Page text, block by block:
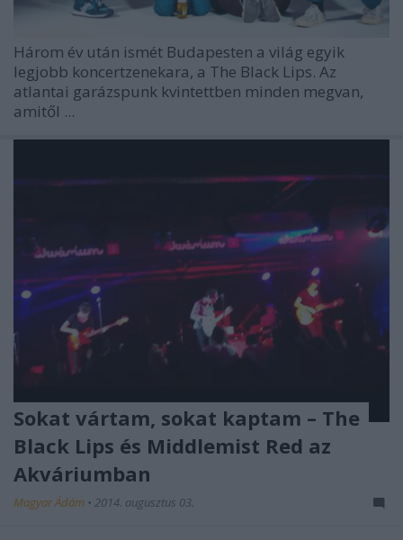
Három év után ismét Budapesten a világ egyik
legjobb koncertzenekara, a The Black Lips. Az
atlantai garázspunk kvintettben minden megvan,
amitől ...
Sokat vártam, sokat kaptam – The
Black Lips és Middlemist Red az
Akváriumban
Magyar Ádám • 2014. augusztus 03.